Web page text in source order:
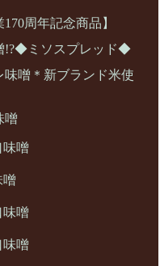
周年記念商品】
!?◆ミソスプレッド◆
味噌＊新ブランド米使
噌
味噌
噌
味噌
味噌